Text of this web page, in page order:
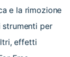
e la rimozione
strumenti per
effetti